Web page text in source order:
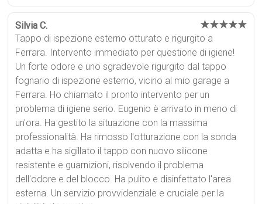
Silvia C. ★★★★★
Tappo di ispezione esterno otturato e rigurgito a
Ferrara. Intervento immediato per questione di igiene!
Un forte odore e uno sgradevole rigurgito dal tappo
fognario di ispezione esterno, vicino al mio garage a
Ferrara. Ho chiamato il pronto intervento per un
problema di igiene serio. Eugenio è arrivato in meno di
un'ora. Ha gestito la situazione con la massima
professionalità. Ha rimosso l'otturazione con la sonda
adatta e ha sigillato il tappo con nuovo silicone
resistente e guarnizioni, risolvendo il problema
dell'odore e del blocco. Ha pulito e disinfettato l'area
esterna. Un servizio provvidenziale e cruciale per la